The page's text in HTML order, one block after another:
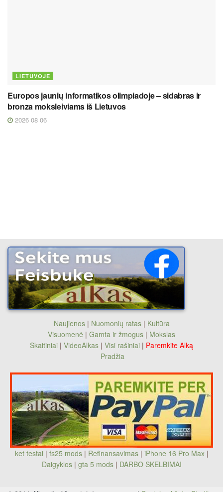
LIETUVOJE
Europos jaunių informatikos olimpiadoje – sidabras ir
bronza moksleiviams iš Lietuvos
2026 08 06
Naujienos| Nuomonių ratas| Kultūra
Visuomenė | Gamta ir žmogus | Mokslas
Skaitiniai | VideoAlkas | Visi rašiniai | Paremkite Alką
Pradžia
ket testai | fs25 mods| Refinansavimas| iPhone 16 Pro Max|
Daigyklos| gta 5 mods | DARBO SKELBIMAI